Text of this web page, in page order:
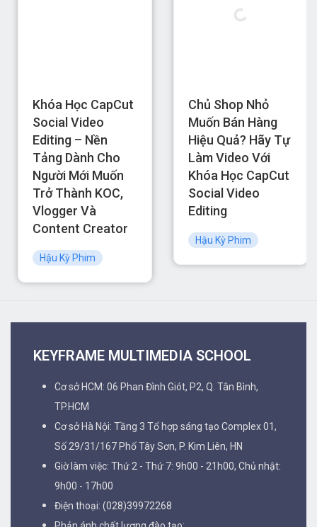
Khóa Học CapCut
Social Video
Editing – Nền
Tảng Dành Cho
Người Mới Muốn
Trở Thành KOC,
Vlogger Và
Content Creator
Hậu Kỳ Phim
Chủ Shop Nhỏ
Muốn Bán Hàng
Hiệu Quả? Hãy Tự
Làm Video Với
Khóa Học CapCut
Social Video
Editing
Hậu Kỳ Phim
KEYFRAME MULTIMEDIA SCHOOL
Cơ sở HCM: 06 Phan Đình Giót, P2, Q. Tân Bình,
TP.HCM
Cơ sở Hà Nội: Tầng 3 Tổ hợp sáng tạo Complex 01,
Số 29/31/167 Phố Tây Sơn, P. Kim Liên, HN
Giờ làm việc: Thứ 2 - Thứ 7: 9h00 - 21h00, Chủ nhật:
9h00 - 17h00
Điện thoại: (028)39972268